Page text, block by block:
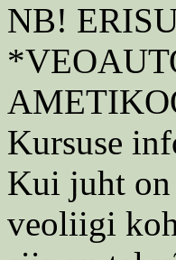
NB!
Kursuse
Kui juht on
veoliigi